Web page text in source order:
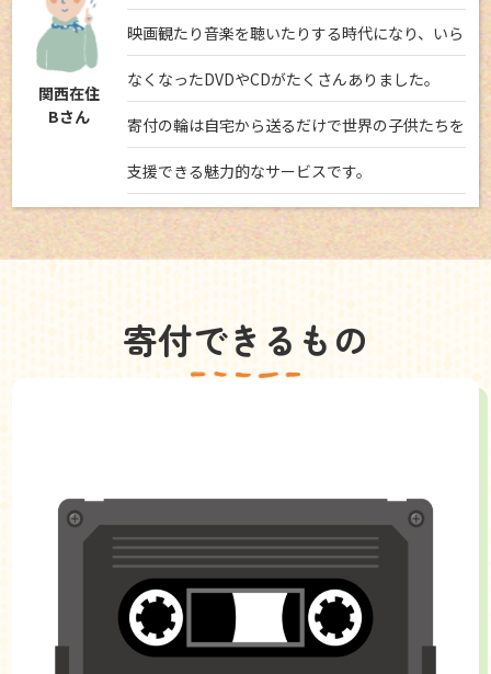
関西在住
Bさん
映画観たり音楽を聴いたりする時代になり、いら
なくなったDVDやCDがたくさんありました。
寄付の輪は自宅から送るだけで世界の子供たちを
支援できる魅力的なサービスです。
寄付できるもの